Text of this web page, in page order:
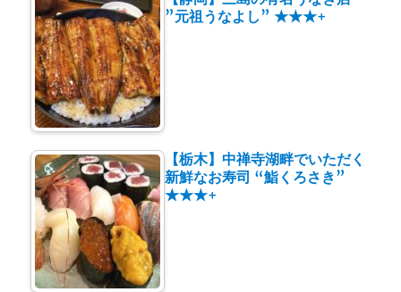
”元祖うなよし” ★★★+
【栃木】中禅寺湖畔でいただく
新鮮なお寿司 “鮨くろさき”
★★★+